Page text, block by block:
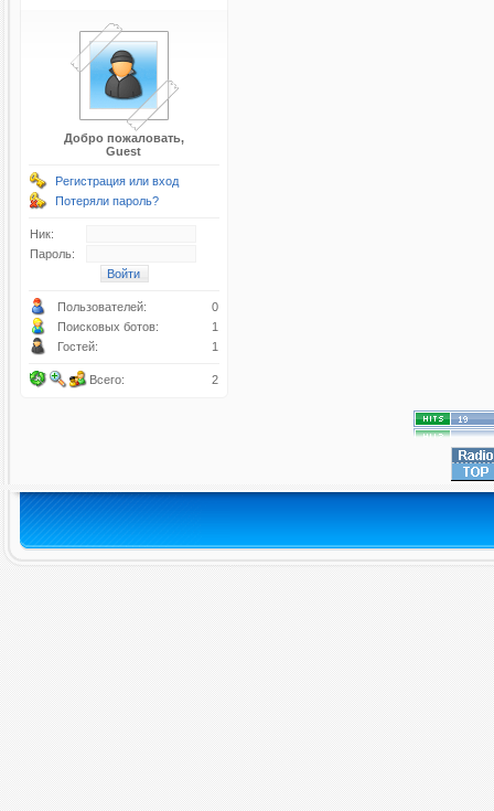
Добро пожаловать,
Guest
Регистрация или вход
Потеряли пароль?
Ник:
Пароль:
Пользователей:
0
Поисковых ботов:
1
Гостей:
1
Всего: 2